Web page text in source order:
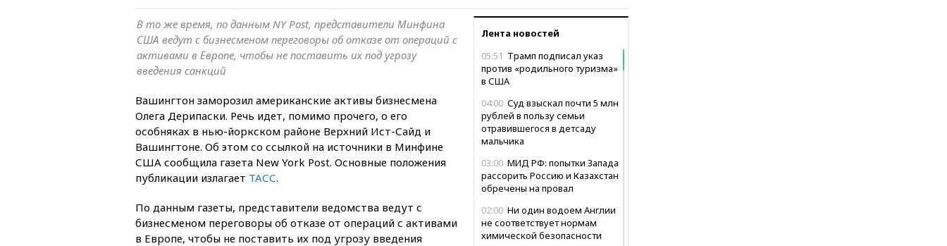
Лента новостей
05:51 Трамп подписал указ
против «родильного туризма»
в США
04:00 Суд взыскал почти 5 млн
рублей в пользу семьи
отравившегося в детсаду
мальчика
03:00 МИД РФ: попытки Запада
рассорить Россию и Казахстан
обречены на провал
02:00 Ни один водоем Англии
не соответствует нормам
химической безопасности
В то же время, по данным NY Post, представители Минфина
США ведут с бизнесменом переговоры об отказе от операций с
активами в Европе, чтобы не поставить их под угрозу
введения санкций
Вашингтон заморозил американские активы бизнесмена
Олега Дерипаски. Речь идет, помимо прочего, о его
особняках в нью-йоркском районе Верхний Ист-Сайд и
Вашингтоне. Об этом со ссылкой на источники в Минфине
США сообщила газета New York Post. Основные положения
публикации излагает ТАСС.
По данным газеты, представители ведомства ведут с
бизнесменом переговоры об отказе от операций с активами
в Европе, чтобы не поставить их под угрозу введения